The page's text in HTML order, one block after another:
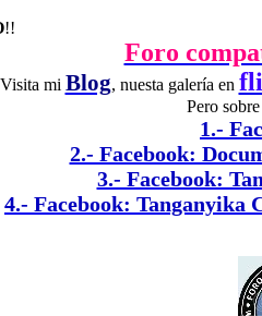
!!
Foro
Visita mi Blog, nuesta galería en
Pero
1.-
2.- Facebook:
3.- Facebook:
4.- Facebook: Tanganyika